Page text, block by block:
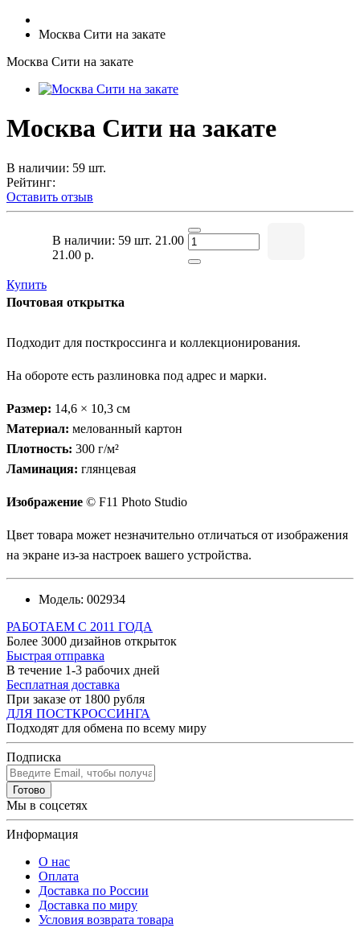
Москва Сити на закате
Москва Сити на закате
Москва Сити на закате
В наличии: 59 шт.
Рейтинг:
Оставить отзыв
В наличии: 59 шт. 21.00
21.00 р.
Купить
Почтовая открытка
Подходит для посткроссинга и коллекционирования.
На обороте есть разлиновка под адрес и марки.
Размер: 14,6 × 10,3 см
Материал: мелованный картон
Плотность: 300 г/м²
Ламинация: глянцевая
Изображение © F11 Photo Studio
Цвет товара может незначительно отличаться от изображения
на экране из-за настроек вашего устройства.
Модель: 002934
РАБОТАЕМ С 2011 ГОДА
Более 3000 дизайнов открыток
Быстрая отправка
В течение 1-3 рабочих дней
Бесплатная доставка
При заказе от 1800 рубля
ДЛЯ ПОСТКРОССИНГА
Подходят для обмена по всему миру
Подписка
Готово
Мы в соцсетях
Информация
О нас
Оплата
Доставка по России
Доставка по миру
Условия возврата товара